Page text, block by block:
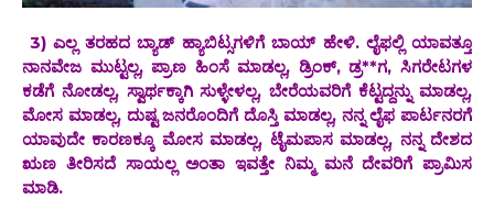
3) ಎಲ್ಲ ತರಹದ ಬ್ಯಾಡ್ ಹ್ಯಾಬಿಟ್ಸಗಳಿಗೆ ಬಾಯ್ ಹೇಳಿ. ಲೈಫಲ್ಲಿ ಯಾವತ್ತೂ
ನಾನವೇಜ ಮುಟ್ಟಲ್ಲ, ಪ್ರಾಣ ಹಿಂಸೆ ಮಾಡಲ್ಲ, ಡ್ರಿಂಕ್, ಡ್ರ**ಗ, ಸಿಗರೇಟಗಳ
ಕಡೆಗೆ ನೋಡಲ್ಲ, ಸ್ವಾರ್ಥಕ್ಕಾಗಿ ಸುಳ್ಳೇಳಲ್ಲ, ಬೇರೆಯವರಿಗೆ ಕೆಟ್ಟದ್ದನ್ನು ಮಾಡಲ್ಲ,
ಮೋಸ ಮಾಡಲ್ಲ, ದುಷ್ಟ ಜನರೊಂದಿಗೆ ದೊಸ್ತಿ ಮಾಡಲ್ಲ, ನನ್ನ ಲೈಫ ಪಾರ್ಟನರಗೆ
ಯಾವುದೇ ಕಾರಣಕ್ಕೂ ಮೋಸ ಮಾಡಲ್ಲ, ಟೈಮಪಾಸ ಮಾಡಲ್ಲ, ನನ್ನ ದೇಶದ
ಋಣ ತೀರಿಸದೆ ಸಾಯಲ್ಲ ಅಂತಾ ಇವತ್ತೇ ನಿಮ್ಮ ಮನೆ ದೇವರಿಗೆ ಪ್ರಾಮಿಸ
ಮಾಡಿ.